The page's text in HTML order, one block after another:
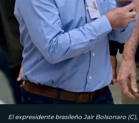
El expresidente brasileño Jair Bolsonaro